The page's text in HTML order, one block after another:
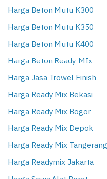
Harga Beton Mutu K300
Harga Beton Mutu K350
Harga Beton Mutu K400
Harga Beton Ready MIx
Harga Jasa Trowel Finish
Harga Ready Mix Bekasi
Harga Ready Mix Bogor
Harga Ready Mix Depok
Harga Ready Mix Tangerang
Harga Readymix Jakarta